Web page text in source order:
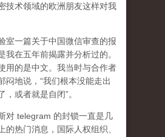
技术领域的欧洲朋友这样对我
室一篇关于中国微信审查的报
我在五年前揭露并分析过的。
用的是中文。我当时与合作者
闷地说，“我们根本没能走出
或者就是自闭”。
对 telegram 的封锁一直是几
的热门消息，国际人权组织、